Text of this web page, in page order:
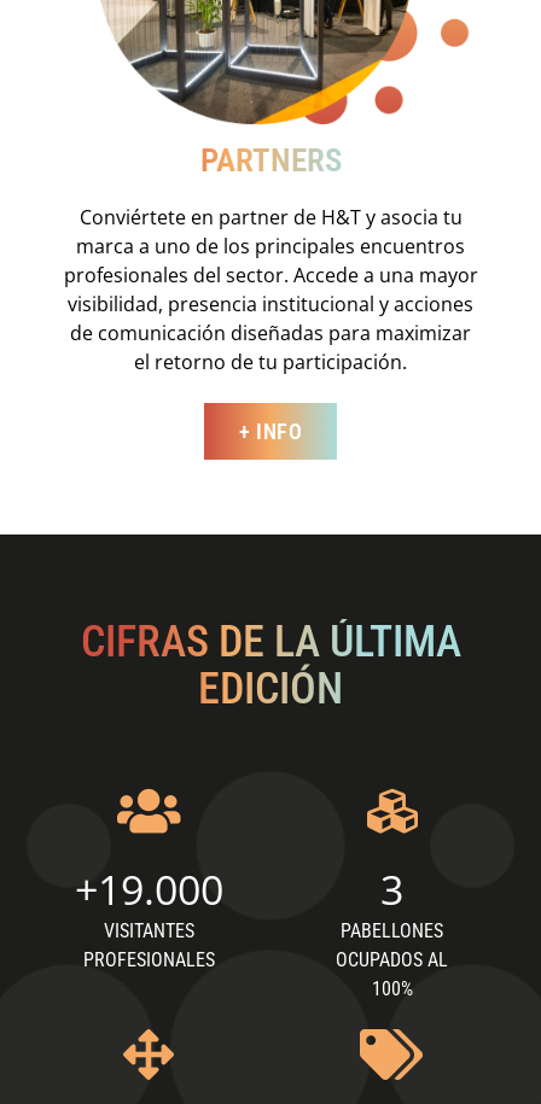
PARTNERS
Conviértete en partner de H&T y asocia tu
marca a uno de los principales encuentros
profesionales del sector. Accede a una mayor
visibilidad, presencia institucional y acciones
de comunicación diseñadas para maximizar
el retorno de tu participación.
+ INFO
CIFRAS DE LA ÚLTIMA
EDICIÓN
+19.000
VISITANTES
PROFESIONALES
3
PABELLONES
OCUPADOS AL
100%